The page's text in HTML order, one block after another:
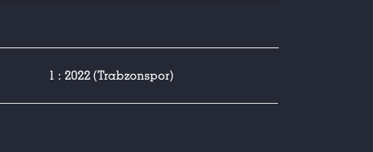
1 : 2022 (Trabzonspor)